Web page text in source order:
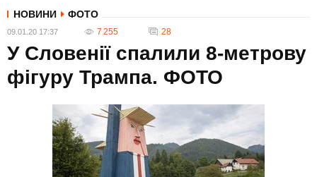
НОВИНИ ФОТО
09.01.20 17:37 7 255 28
У Словенії спалили 8-метрову
фігуру Трампа. ФОТО